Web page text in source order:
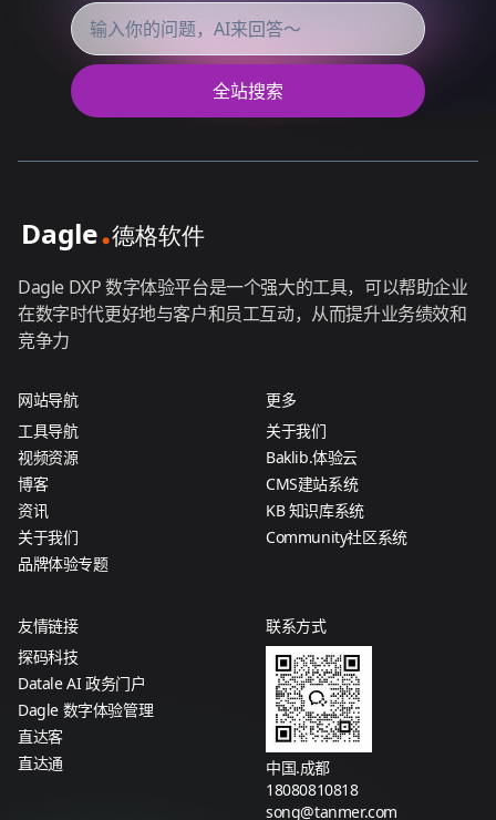
全站搜索
Dagle DXP 数字体验平台是一个强大的工具，可以帮助企业
在数字时代更好地与客户和员工互动，从而提升业务绩效和
竞争力
网站导航
工具导航
视频资源
博客
资讯
关于我们
品牌体验专题
更多
关于我们
Baklib.体验云
CMS建站系统
KB 知识库系统
Community社区系统
友情链接
探码科技
Datale AI 政务门户
Dagle 数字体验管理
直达客
直达通
联系方式
中国.成都
18080810818
song@tanmer.com